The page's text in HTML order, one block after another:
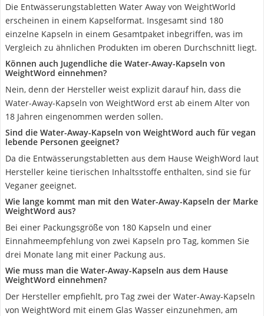
Die Entwässerungstabletten Water Away von WeightWorld
erscheinen in einem Kapselformat. Insgesamt sind 180
einzelne Kapseln in einem Gesamtpaket inbegriffen, was im
Vergleich zu ähnlichen Produkten im oberen Durchschnitt liegt.
Können auch Jugendliche die Water-Away-Kapseln von
WeightWord einnehmen?
Nein, denn der Hersteller weist explizit darauf hin, dass die
Water-Away-Kapseln von WeightWord erst ab einem Alter von
18 Jahren eingenommen werden sollen.
Sind die Water-Away-Kapseln von WeightWord auch für vegan
lebende Personen geeignet?
Da die Entwässerungstabletten aus dem Hause WeighWord laut
Hersteller keine tierischen Inhaltsstoffe enthalten, sind sie für
Veganer geeignet.
Wie lange kommt man mit den Water-Away-Kapseln der Marke
WeightWord aus?
Bei einer Packungsgröße von 180 Kapseln und einer
Einnahmeempfehlung von zwei Kapseln pro Tag, kommen Sie
drei Monate lang mit einer Packung aus.
Wie muss man die Water-Away-Kapseln aus dem Hause
WeightWord einnehmen?
Der Hersteller empfiehlt, pro Tag zwei der Water-Away-Kapseln
von WeightWord mit einem Glas Wasser einzunehmen, am